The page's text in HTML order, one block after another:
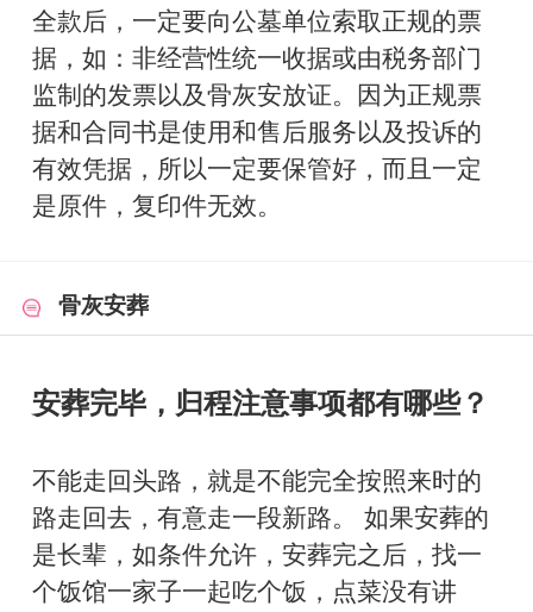
全款后，一定要向公墓单位索取正规的票
据，如：非经营性统一收据或由税务部门
监制的发票以及骨灰安放证。因为正规票
据和合同书是使用和售后服务以及投诉的
有效凭据，所以一定要保管好，而且一定
是原件，复印件无效。
骨灰安葬
安葬完毕，归程注意事项都有哪些？
不能走回头路，就是不能完全按照来时的
路走回去，有意走一段新路。 如果安葬的
是长辈，如条件允许，安葬完之后，找一
个饭馆一家子一起吃个饭，点菜没有讲